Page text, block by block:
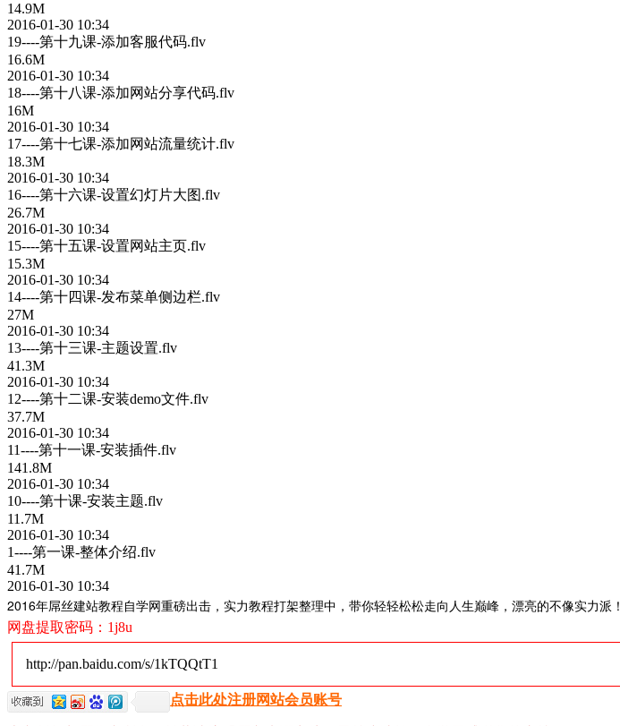
14.9M
2016-01-30 10:34
19----第十九课-添加客服代码.flv
16.6M
2016-01-30 10:34
18----第十八课-添加网站分享代码.flv
16M
2016-01-30 10:34
17----第十七课-添加网站流量统计.flv
18.3M
2016-01-30 10:34
16----第十六课-设置幻灯片大图.flv
26.7M
2016-01-30 10:34
15----第十五课-设置网站主页.flv
15.3M
2016-01-30 10:34
14----第十四课-发布菜单侧边栏.flv
27M
2016-01-30 10:34
13----第十三课-主题设置.flv
41.3M
2016-01-30 10:34
12----第十二课-安装demo文件.flv
37.7M
2016-01-30 10:34
11----第十一课-安装插件.flv
141.8M
2016-01-30 10:34
10----第十课-安装主题.flv
11.7M
2016-01-30 10:34
1----第一课-整体介绍.flv
41.7M
2016-01-30 10:34
2016年屌丝建站教程自学网重磅出击，实力教程打架整理中，带你轻轻松松走向人生巅峰，漂亮的不像实力派！
网盘提取密码： 1j8u
http://pan.baidu.com/s/1kTQQtT1
点击此处注册网站会员账号